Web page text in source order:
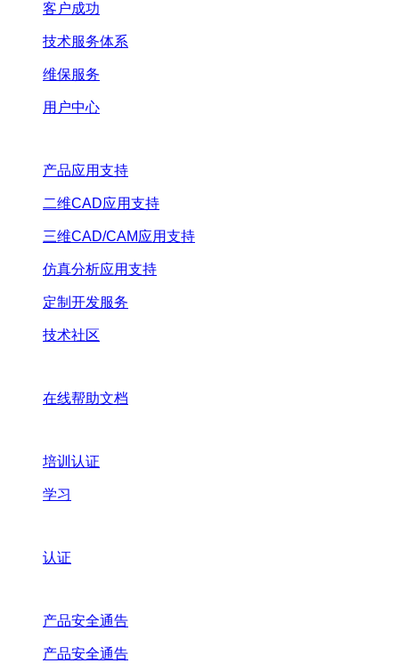
客户成功
技术服务体系
维保服务
用户中心
产品应用支持
二维CAD应用支持
三维CAD/CAM应用支持
仿真分析应用支持
定制开发服务
技术社区
在线帮助文档
培训认证
学习
认证
产品安全通告
产品安全通告